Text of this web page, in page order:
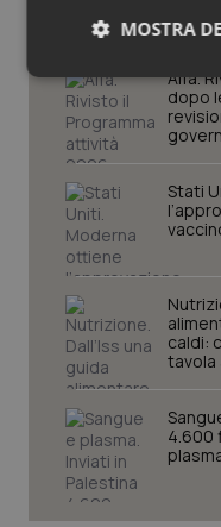
Aifa.
dopo
Stati
caldi:
tavola
4.600
MOSTRA
Necessari
sito web
navigazione sulle
protette del sito.
funzionare